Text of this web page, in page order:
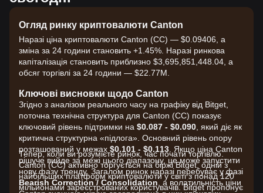
Огляд ринку криптовалюти Canton
Наразі ціна криптовалюти Canton (CC) — $0.09406, а
зміна за 24 години становить +1.45%. Наразі ринкова
капіталізація становить приблизно $3,695,851,448.04, а
обсяг торгівлі за 24 години — $22.77M.
Ключові висновки щодо Canton
Згідно з аналізом реального часу на графіку від Bitget,
поточна технічна структура для Canton (CC) показує
ключовий рівень підтримки на $0.087 - $0.090 , який діє як
критична структурна «підлога». Основний рівень опору
розташований у межах $0.101 - $0.113 . Якщо ціна Canton
рішуче вийде за межі цього діапазону, це може запустити
нову фазу тренду. Загалом ринок наразі перебуває у фазі
Bearish Correction / Consolidation , а волатильність ціни
Тепер, коли ви розумієте ринок, час почати торгівлю.
Canton (CC) активно торгується на біржі Bitget, одній з
найбільших платформ криптовалюти у світі з понад 120
мільйонами зареєстрованих користувачів. Bitget пропонує